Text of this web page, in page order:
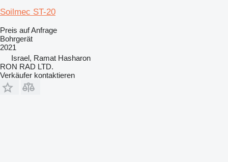
Soilmec ST-20
Preis auf Anfrage
Bohrgerät
2021
Israel, Ramat Hasharon
RON RAD LTD.
Verkäufer kontaktieren